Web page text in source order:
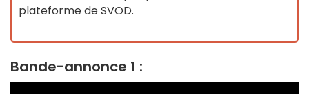
plateforme de SVOD.
Bande-annonce 1 :